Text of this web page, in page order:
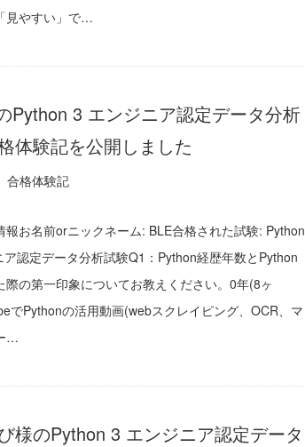
見やすい」で…
Python 3 エンジニア認定データ分析
体験記を公開しました
合格体験記
お名前orニックネーム: BLE合格された試験: Python
ア認定データ分析試験Q1：Python経歴年数とPython
際の第一印象についてお教えください。0年(8ヶ
でPythonの活用動画(webスクレイピング、OCR、マ
…
様のPython 3 エンジニア認定データ